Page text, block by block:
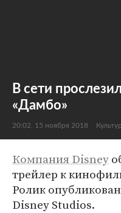
В сети
«Дамбо»
20:02, 15 ноября 2018
Компания Disney
трейлер к
Ролик
Disney Studios.